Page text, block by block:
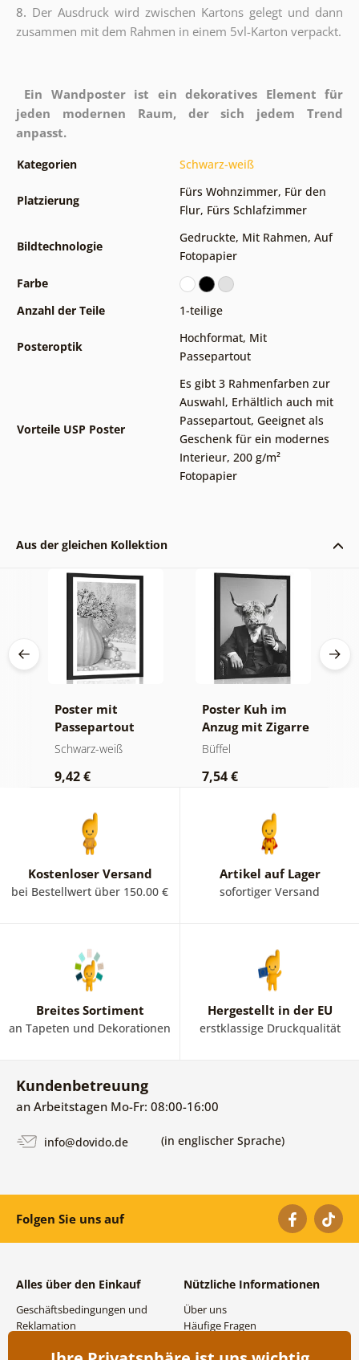
8. Der Ausdruck wird zwischen Kartons gelegt und dann
zusammen mit dem Rahmen in einem 5vl-Karton verpackt.
Ein Wandposter ist ein dekoratives Element für
jeden modernen Raum, der sich jedem Trend
anpasst.
Kategorien Schwarz-weiß
Platzierung
Fürs Wohnzimmer, Für den
Flur, Fürs Schlafzimmer
Bildtechnologie
Gedruckte, Mit Rahmen, Auf
Fotopapier
Farbe
Anzahl der Teile
1-teilige
Posteroptik
Hochformat, Mit
Passepartout
Vorteile USP Poster
Es gibt 3 Rahmenfarben zur
Auswahl, Erhältlich auch mit
Passepartout, Geeignet als
Geschenk für ein modernes
Interieur, 200 g/m²
Fotopapier
Aus der gleichen Kollektion
Poster mit
Passepartout
Luxuriöses
Schwarz-Weiß
Schwarz-weiß
9,42 €
Poster Kuh im
Anzug mit Zigarre
und Whiskey
Büffel
7,54 €
Kostenloser Versand
bei Bestellwert über 150.00 €
Artikel auf Lager
sofortiger Versand
Breites Sortiment
an Tapeten und Dekorationen
Hergestellt in der EU
erstklassige Druckqualität
Kundenbetreuung
an Arbeitstagen Mo-Fr: 08:00-16:00
info@dovido.de (in englischer Sprache)
Folgen Sie uns auf
Alles über den Einkauf
Geschäftsbedingungen und
Reklamation
Nützliche Informationen
Über uns
Häufige Fragen